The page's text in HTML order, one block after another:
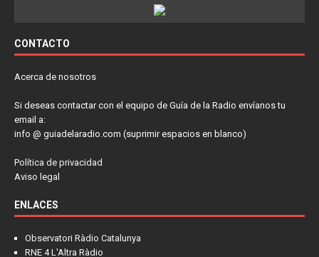
CONTACTO
Acerca de nosotros
Si deseas contactar con el equipo de Guía de la Radio envíanos tu
email a:
info @ guiadelaradio.com (suprimir espacios en blanco)
Política de privacidad
Aviso legal
ENLACES
Observatori Ràdio Catalunya
RNE 4 L'Altra Ràdio